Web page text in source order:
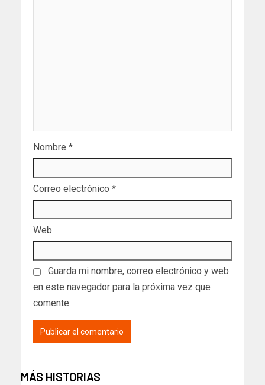
Nombre *
Correo electrónico *
Web
Guarda mi nombre, correo electrónico y web
en este navegador para la próxima vez que
comente.
MÁS HISTORIAS